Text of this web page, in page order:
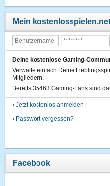
Mein
Deine kostenlose Gaming-
Verwalte einfach Deine
Mitgliedern.
Bereits 35463 Gaming-Fans sind
›Jetzt kostenlos anmelden
› Passwort vergessen?
Facebook